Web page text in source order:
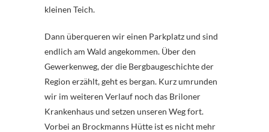
kleinen Teich.
Dann überqueren wir einen Parkplatz und sind
endlich am Wald angekommen. Über den
Gewerkenweg, der die Bergbaugeschichte der
Region erzählt, geht es bergan. Kurz umrunden
wir im weiteren Verlauf noch das Briloner
Krankenhaus und setzen unseren Weg fort.
Vorbei an Brockmanns Hütte ist es nicht mehr